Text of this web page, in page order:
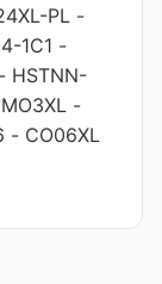
PL -
1C1 -
- HSTNN-
-
- CO06XL